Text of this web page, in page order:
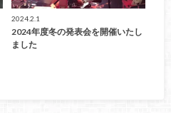
2024.2.1
2024年度冬の発表会を開催いたし
ました